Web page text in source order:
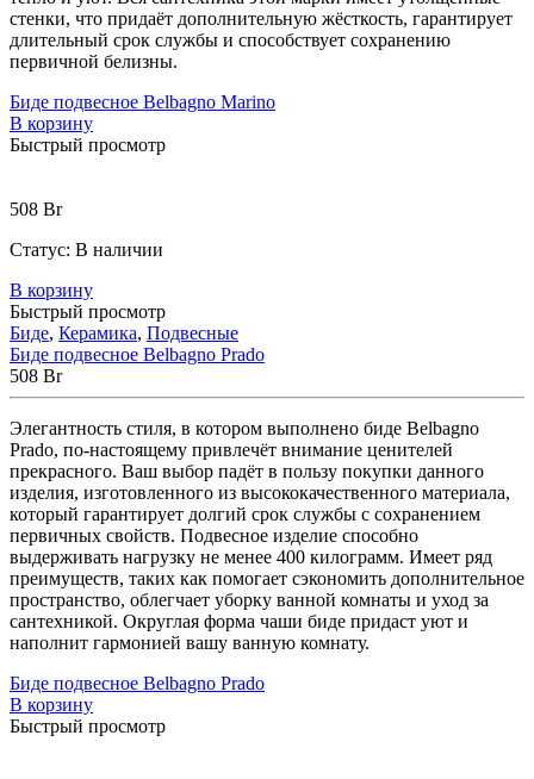
стенки, что придаёт дополнительную жёсткость, гарантирует
длительный срок службы и способствует сохранению
первичной белизны.
Биде подвесное Belbagno Marino
В корзину
Быстрый просмотр
508 Br
Статус: В наличии
В корзину
Быстрый просмотр
Биде, Керамика, Подвесные
Биде подвесное Belbagno Prado
508 Br
Элегантность стиля, в котором выполнено биде Belbagno
Prado, по-настоящему привлечёт внимание ценителей
прекрасного. Ваш выбор падёт в пользу покупки данного
изделия, изготовленного из высококачественного материала,
который гарантирует долгий срок службы с сохранением
первичных свойств. Подвесное изделие способно
выдерживать нагрузку не менее 400 килограмм. Имеет ряд
преимуществ, таких как помогает сэкономить дополнительное
пространство, облегчает уборку ванной комнаты и уход за
сантехникой. Округлая форма чаши биде придаст уют и
наполнит гармонией вашу ванную комнату.
Биде подвесное Belbagno Prado
В корзину
Быстрый просмотр